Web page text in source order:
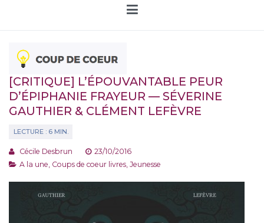
[CRITIQUE] L’ÉPOUVANTABLE PEUR
D’ÉPIPHANIE FRAYEUR — SÉVERINE
GAUTHIER & CLÉMENT LEFÈVRE
Cécile Desbrun
23/10/2016
A la une Coups de coeur livres Jeunesse